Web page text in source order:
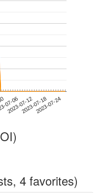
07-06
2023-07-122023-07-182023-07-24
4 favorites)